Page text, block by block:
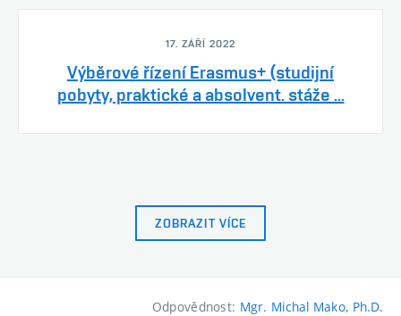
17. ZÁŘÍ 2022
Výběrové řízení Erasmus+ (studijní
pobyty, praktické a absolvent. stáže ...
ZOBRAZIT VÍCE
Odpovědnost: Mgr. Michal Mako, Ph.D.